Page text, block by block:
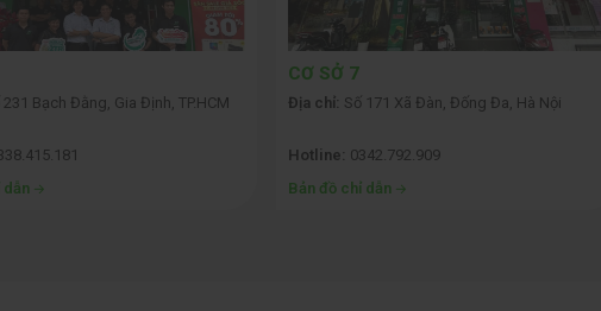
231 Bạch Đằng, Gia Định, TP.HCM
dẫn
CƠ SỞ 7
Địa chỉ: Số 171 Xã Đàn, Đống Đa, Hà Nội
Hotline: 0342.792.909
Bản đồ chỉ dẫn